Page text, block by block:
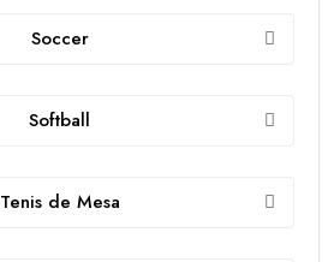
Soccer
Softball
Tenis de Mesa